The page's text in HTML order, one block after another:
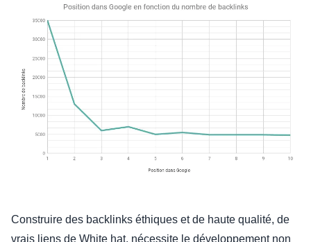
Construire des backlinks éthiques et de haute qualité, de
vrais liens de White hat, nécessite le développement non